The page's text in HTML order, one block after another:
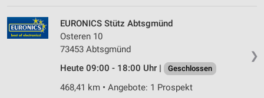
❯
EURONICS Stütz Abtsgmünd
Osteren 10
73453 Abtsgmünd
Heute 09:00 - 18:00 Uhr |
Geschlossen
468,41 km • Angebote: 1 Prospekt